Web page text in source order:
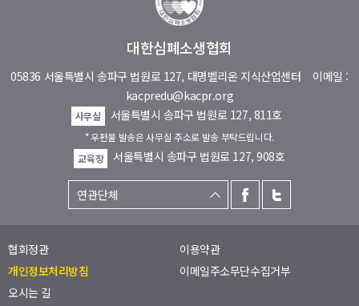
대한심폐소생협회
05836 서울특별시 송파구 법원로 127, 대명벨리온 지식산업센터 이메일 :
kacpredu@kacpr.org
사무실 서울특별시 송파구 법원로 127, 811호
* 우편물 발송은 사무실 주소로 발송 부탁드립니다.
교육장
서울특별시 송파구 법원로 127, 908호
협회정관
이용약관
개인정보처리방침
이메일주소무단수집거부
오시는 길